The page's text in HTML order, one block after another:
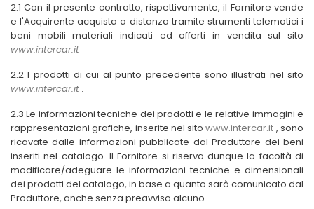
2.1 Con il presente contratto, rispettivamente, il Fornitore vende
e l'Acquirente acquista a distanza tramite strumenti telematici i
beni mobili materiali indicati ed offerti in vendita sul sito
www.intercar.it
2.2 I prodotti di cui al punto precedente sono illustrati nel sito
www.intercar.it .
2.3 Le informazioni tecniche dei prodotti e le relative immagini e
rappresentazioni grafiche, inserite nel sitowww.intercar.it , sono
ricavate dalle informazioni pubblicate dal Produttore dei beni
inseriti nel catalogo. Il Fornitore si riserva dunque la facoltà di
modificare/adeguare le informazioni tecniche e dimensionali
dei prodotti del catalogo, in base a quanto sarà comunicato dal
Produttore, anche senza preavviso alcuno.